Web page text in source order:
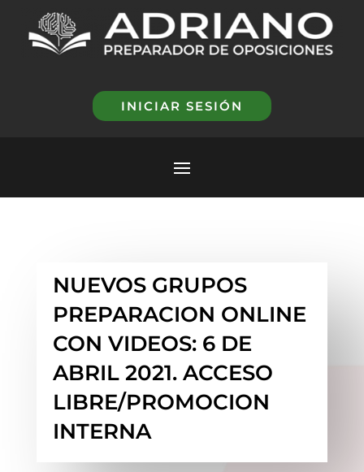
INICIAR SESIÓN
NUEVOS GRUPOS
PREPARACION ONLINE
CON VIDEOS: 6 DE
ABRIL 2021. ACCESO
LIBRE/PROMOCION
INTERNA